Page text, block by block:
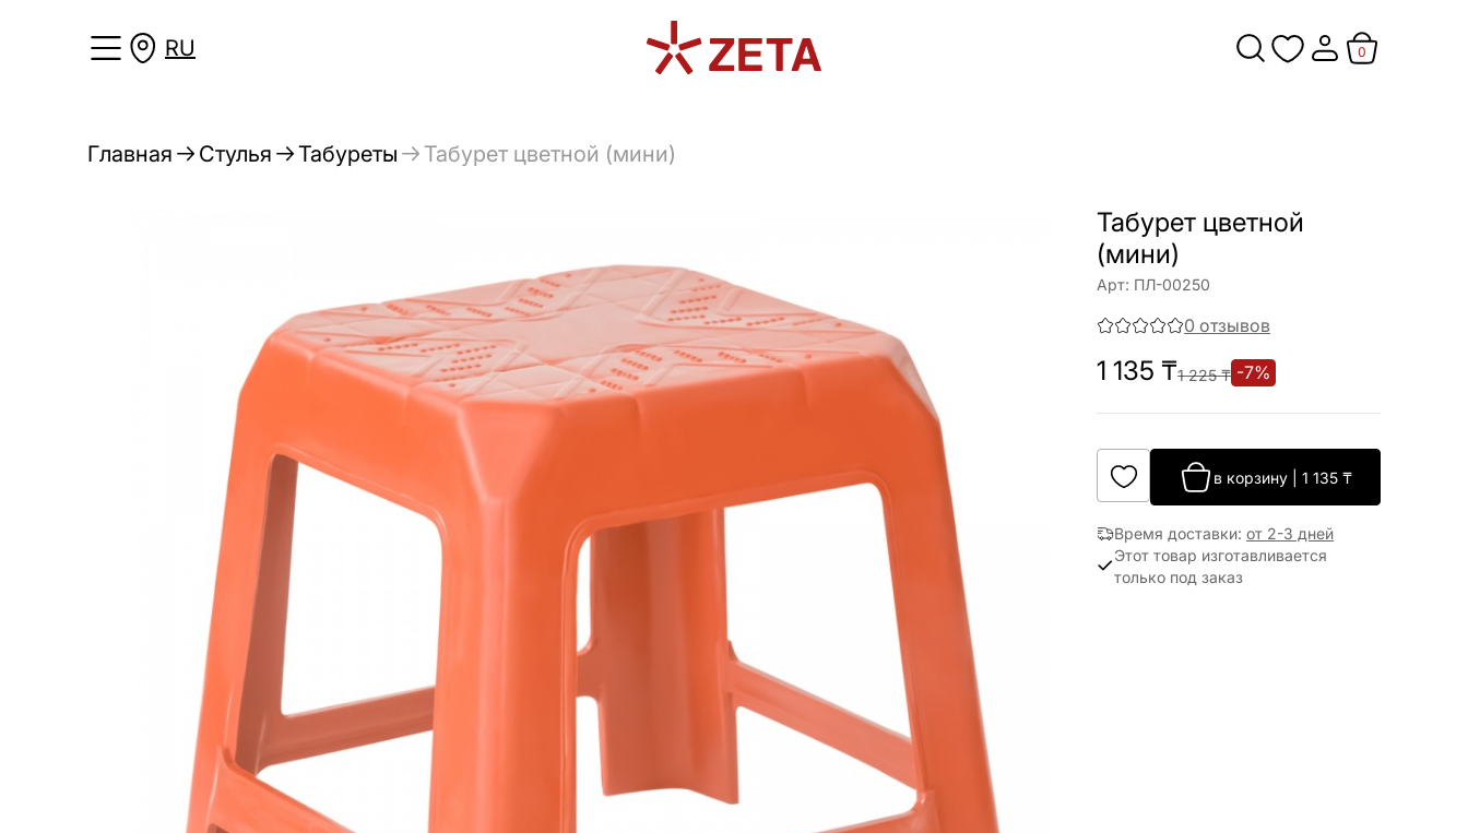
RU 0
Главная Стулья Табуреты Табурет цветной (мини)
Табурет цветной
(мини)
Арт: ПЛ-00250
0 отзывов
1 135 ₸1 225₸ -7%
в корзину |1 135 ₸
Время доставки:от 2-3 дней
Этот товар изготавливается
только под заказ